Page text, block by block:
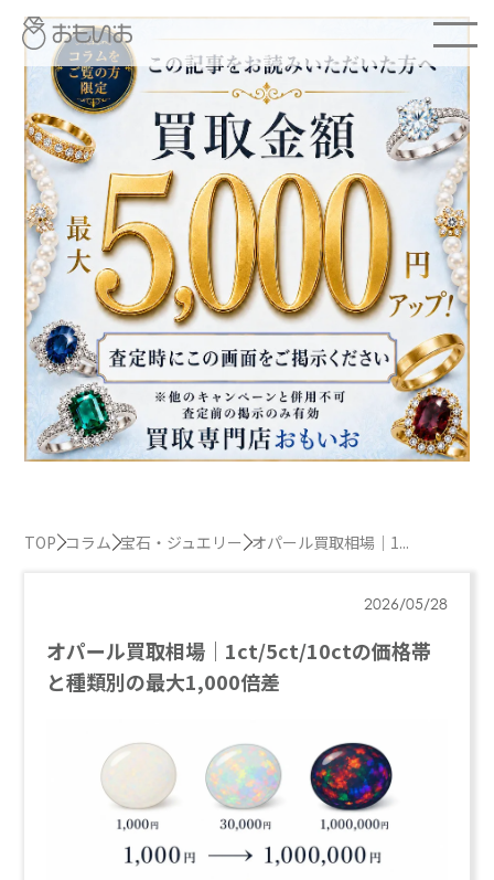
TOP コラム 宝石・ジュエリー オパール買取相場｜1...
2026/05/28
オパール買取相場｜1ct/5ct/10ctの価格帯
と種類別の最大1,000倍差